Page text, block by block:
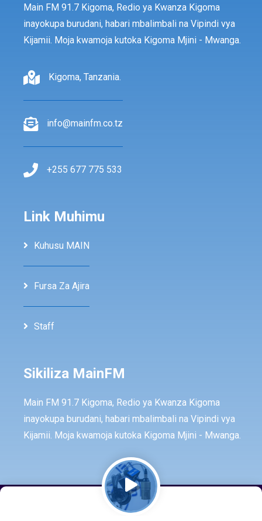
Main FM 91.7 Kigoma, Redio ya Kwanza Kigoma
inayokupa burudani, habari mbalimbali na Vipindi vya
Kijamii. Moja kwamoja kutoka Kigoma Mjini - Mwanga.
Kigoma, Tanzania.
info@mainfm.co.tz
+255 677 775 533
Link Muhimu
Kuhusu MAIN
Fursa Za Ajira
Staff
Sikiliza MainFM
Main FM 91.7 Kigoma, Redio ya Kwanza Kigoma
inayokupa burudani, habari mbalimbali na Vipindi vya
Kijamii. Moja kwamoja kutoka Kigoma Mjini - Mwanga.
© Copyright -2026